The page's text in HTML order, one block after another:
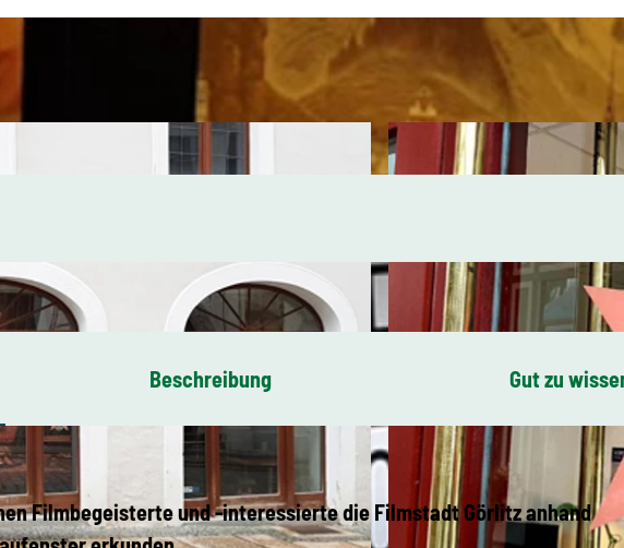
Beschreibung Gut zu
Filmbegeisterte und -interessierte die Filmstadt Görlitz anhand